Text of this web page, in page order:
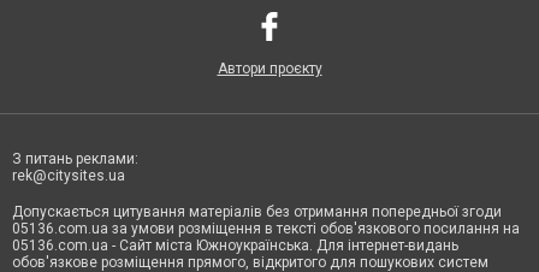
Автори проєкту
З питань реклами:
rek@citysites.ua
Допускається цитування матеріалів без отримання попередньої згоди
05136.com.ua за умови розміщення в тексті обов'язкового посилання на
05136.com.ua - Сайт міста Южноукраїнська. Для інтернет-видань
обов'язкове розміщення прямого, відкритого для пошукових систем